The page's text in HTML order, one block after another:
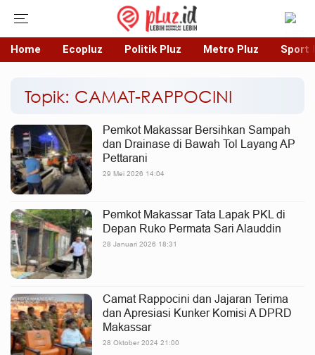
Home Ecopluz Politik Pluz Metro Pluz Sport
Topik: CAMAT-RAPPOCINI
Pemkot Makassar Bersihkan Sampah
dan Drainase di Bawah Tol Layang AP
Pettarani
29 Mei 2026 14:04
Pemkot Makassar Tata Lapak PKL di
Depan Ruko Permata Sari Alauddin
28 Januari 2026 18:31
Camat Rappocini dan Jajaran Terima
dan Apresiasi Kunker Komisi A DPRD
Makassar
28 Oktober 2024 21:00